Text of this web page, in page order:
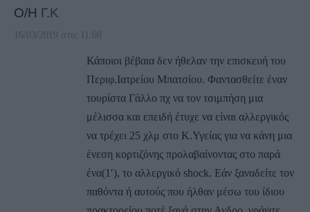
Ο/Η Γ.Κ
16/03/2019 στις 11:08
Κάποιοι βέβαια δεν ήθελαν την επισκευή του
Περιφ.Ιατρείου Μπατσίου. Φαντασθείτε έναν
τουρίστα Γάλλο πχ να τον τσιμπήση μια
μέλισσα και επειδή έτυχε να είναι αλλεργικός
να τρέχει 25 χλμ στο Κ.Υγείας για να κάνη μια
ένεση κορτιζόνης προλαβαίνοντας στο παρά
ένα(1′), το αλλεργικό shock. Εάν ξαναδείτε τον
παθόντα ή αυτούς που ήλθαν μέσω του ίδιου